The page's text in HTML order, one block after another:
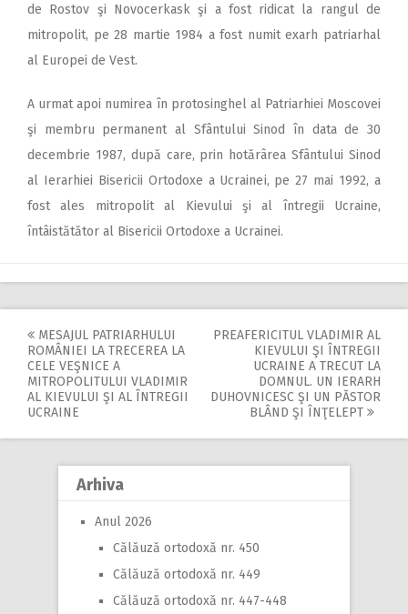
de Rostov şi Novocerkask şi a fost ridicat la rangul de
mitropolit, pe 28 martie 1984 a fost numit exarh patriarhal
al Europei de Vest.
A urmat apoi numirea în protosinghel al Patriarhiei Moscovei
şi membru permanent al Sfântului Sinod în data de 30
decembrie 1987, după care, prin hotărârea Sfântului Sinod
al Ierarhiei Bisericii Ortodoxe a Ucrainei, pe 27 mai 1992, a
fost ales mitropolit al Kievului şi al întregii Ucraine,
întâistătător al Bisericii Ortodoxe a Ucrainei.
Post
navigation
MESAJUL PATRIARHULUI
ROMÂNIEI LA TRECEREA LA
CELE VEŞNICE A
MITROPOLITULUI VLADIMIR
AL KIEVULUI ŞI AL ÎNTREGII
UCRAINE
PREAFERICITUL VLADIMIR AL
KIEVULUI ŞI ÎNTREGII
UCRAINE A TRECUT LA
DOMNUL. UN IERARH
DUHOVNICESC ŞI UN PĂSTOR
BLÂND ŞI ÎNŢELEPT
Arhiva
Anul 2026
Călăuză ortodoxă nr. 450
Călăuză ortodoxă nr. 449
Călăuză ortodoxă nr. 447-448